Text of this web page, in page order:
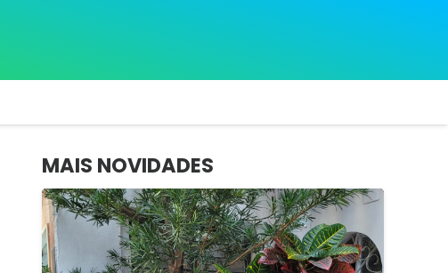
MAIS NOVIDADES